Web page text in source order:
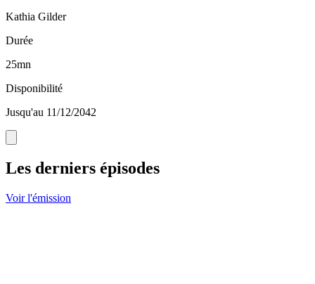
Kathia Gilder
Durée
25mn
Disponibilité
Jusqu'au 11/12/2042
Les derniers épisodes
Voir l'émission